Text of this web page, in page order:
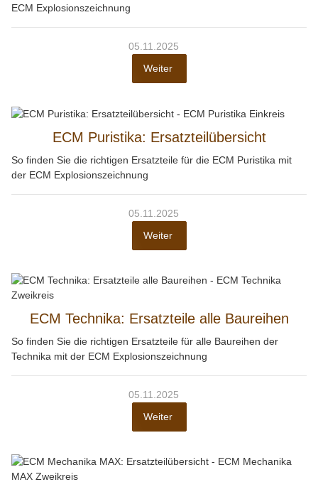
ECM Explosionszeichnung
05.11.2025
Weiter
ECM Puristika: Ersatzteilübersicht
So finden Sie die richtigen Ersatzteile für die ECM Puristika mit
der ECM Explosionszeichnung
05.11.2025
Weiter
ECM Technika: Ersatzteile alle Baureihen
So finden Sie die richtigen Ersatzteile für alle Baureihen der
Technika mit der ECM Explosionszeichnung
05.11.2025
Weiter